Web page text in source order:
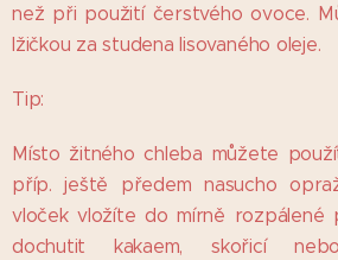
než při použití čerstvého ovoce.
lžičkou za studena lisovaného oleje.
Tip:
Místo žitného chleba můžete
příp. ještě předem nasucho
vloček vložíte do mírně rozpálené
dochutit kakaem, skořicí